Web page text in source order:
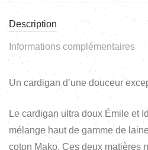
Description
Informations complémentaires
Un cardigan d’une douceur
Le cardigan ultra doux Émile et
mélange haut de gamme de
coton Mako. Ces deux matières